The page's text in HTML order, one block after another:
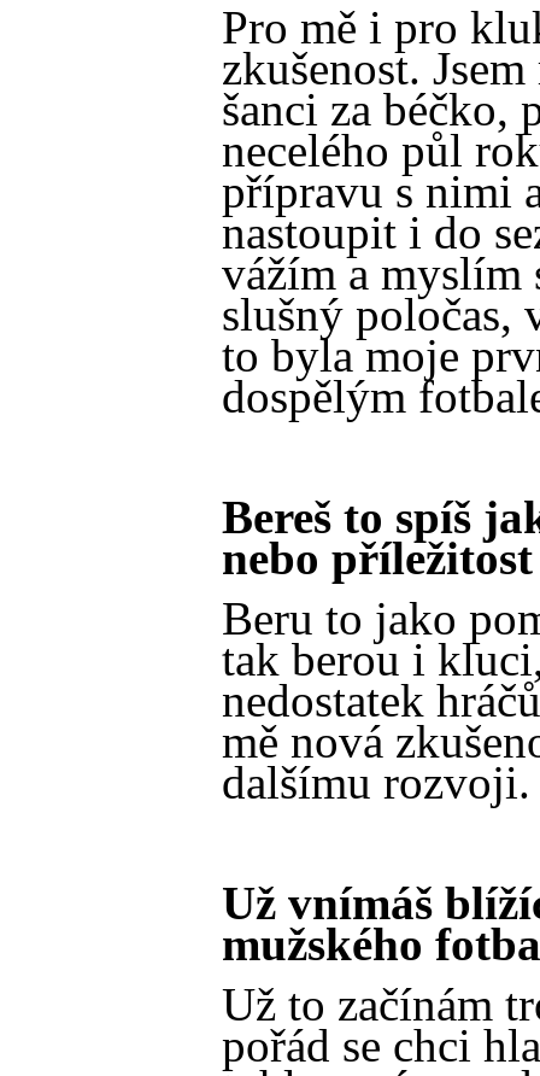
Pro mě i pro
zkušenost.
šanci za béčko,
necelého půl
přípravu s nimi
nastoupit i do
vážím a myslím
slušný poločas,
to byla moje
dospělým
Bereš to spíš
nebo příležitost
Beru to jako
tak berou i
nedostatek
mě nová
dalšímu rozvoji.
Už vnímáš
mužského
Už to začínám
pořád se chci